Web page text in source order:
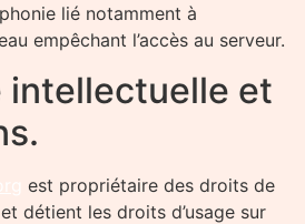
lié notamment à
empêchant l’accès au serveur.
intellectuelle et
est propriétaire des droits de
détient les droits d’usage sur